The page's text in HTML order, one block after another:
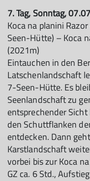
7. Tag, Sonntag,
Koca na planini
Seen-Hütte) – Koca
(2021m)
Eintauchen in den
Latschenlandschaft
7-Seen-Hütte. Es
Seenlandschaft zu
entsprechender
den Schuttflanken
entdecken. Dann
Karstlandschaft
vorbei bis zur Koca
GZ ca. 6 Std.,